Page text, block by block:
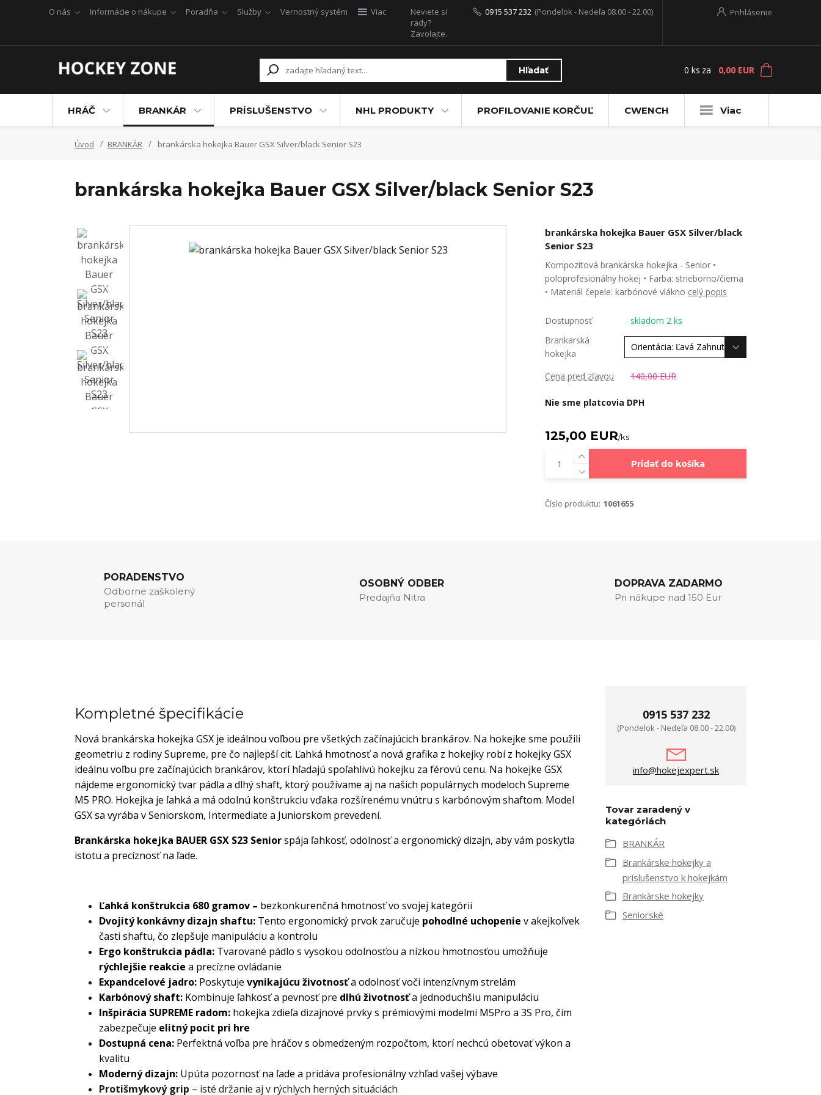
O nás Informácie o nákupe Poradňa Služby Vernostný systém Viac Prihlásenie
Hľadať
Neviete si
rady?
Zavolajte.
0915 537 232 (Pondelok - Nedeľa 08.00 - 22.00)
0 ks za 0,00 EUR
HRÁČ BRANKÁR PRÍSLUŠENSTVO NHL PRODUKTY PROFILOVANIE KORČUĽ CWENCH Viac
Úvod BRANKÁR brankárska hokejka Bauer GSX Silver/black Senior S23
brankárska hokejka Bauer GSX Silver/black Senior S23
brankárska hokejka Bauer GSX Silver/black
Senior S23
Kompozitová brankárska hokejka - Senior •
poloprofesionálny hokej • Farba: strieborno/čierna
• Materiál čepele: karbónové vlákno celý popis
Dostupnosť
skladom 2 ks
Brankarská
hokejka
Cena pred zľavou
140,00 EUR
Nie sme platcovia DPH
125,00 EUR/ks
Pridať do košíka
Číslo produktu: 1061655
PORADENSTVO
Odborne zaškolený
personál
OSOBNÝ ODBER
Predajňa Nitra
DOPRAVA ZADARMO
Pri nákupe nad 150 Eur
Kompletné špecifikácie
Nová brankárska hokejka GSX je ideálnou voľbou pre všetkých začínajúcich brankárov. Na hokejke sme použili
geometriu z rodiny Supreme, pre čo najlepší cit. Ľahká hmotnosť a nová grafika z hokejky robí z hokejky GSX
ideálnu voľbu pre začínajúcich brankárov, ktorí hľadajú spoľahlivú hokejku za férovú cenu. Na hokejke GSX
nájdeme ergonomický tvar pádla a dlhý shaft, ktorý používame aj na našich populárnych modeloch Supreme
M5 PRO. Hokejka je ľahká a má odolnú konštrukciu vďaka rozšírenému vnútru s karbónovým shaftom. Model
GSX sa vyrába v Seniorskom, Intermediate a Juniorskom prevedení.
Brankárska hokejka BAUER GSX S23 Seniorspája ľahkosť, odolnosť a ergonomický dizajn, aby vám poskytla
istotu a precíznosť na ľade.
Ľahká konštrukcia 680 gramov – bezkonkurenčná hmotnosť vo svojej kategórii
Dvojitý konkávny dizajn shaftu: Tento ergonomický prvok zaručuje pohodlné uchopenie v akejkoľvek
časti shaftu, čo zlepšuje manipuláciu a kontrolu
Ergo konštrukcia pádla: Tvarované pádlo s vysokou odolnosťou a nízkou hmotnosťou umožňuje
rýchlejšie reakcie a precízne ovládanie
Expandcelové jadro: Poskytuje vynikajúcu životnosťa odolnosť voči intenzívnym strelám
Karbónový shaft: Kombinuje ľahkosť a pevnosť pre dlhú životnosťa jednoduchšiu manipuláciu
Inšpirácia SUPREME radom: hokejka zdieľa dizajnové prvky s prémiovými modelmi M5Pro a 3S Pro, čím
zabezpečuje elitný pocit pri hre
Dostupná cena: Perfektná voľba pre hráčov s obmedzeným rozpočtom, ktorí nechcú obetovať výkon a
kvalitu
Moderný dizajn: Upúta pozornosť na ľade a pridáva profesionálny vzhľad vašej výbave
Protišmykový grip – isté držanie aj v rýchlych herných situáciách
0915 537 232
(Pondelok - Nedeľa 08.00 - 22.00)
info@hokejexpert.sk
Tovar zaradený v
kategóriách
BRANKÁR
Brankárske hokejky a
príslušenstvo k hokejkám
Brankárske hokejky
Seniorské